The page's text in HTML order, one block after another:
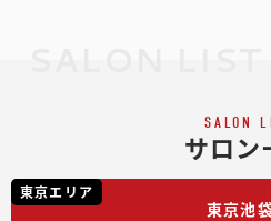
SALON
サロン
東京エリア
東京池